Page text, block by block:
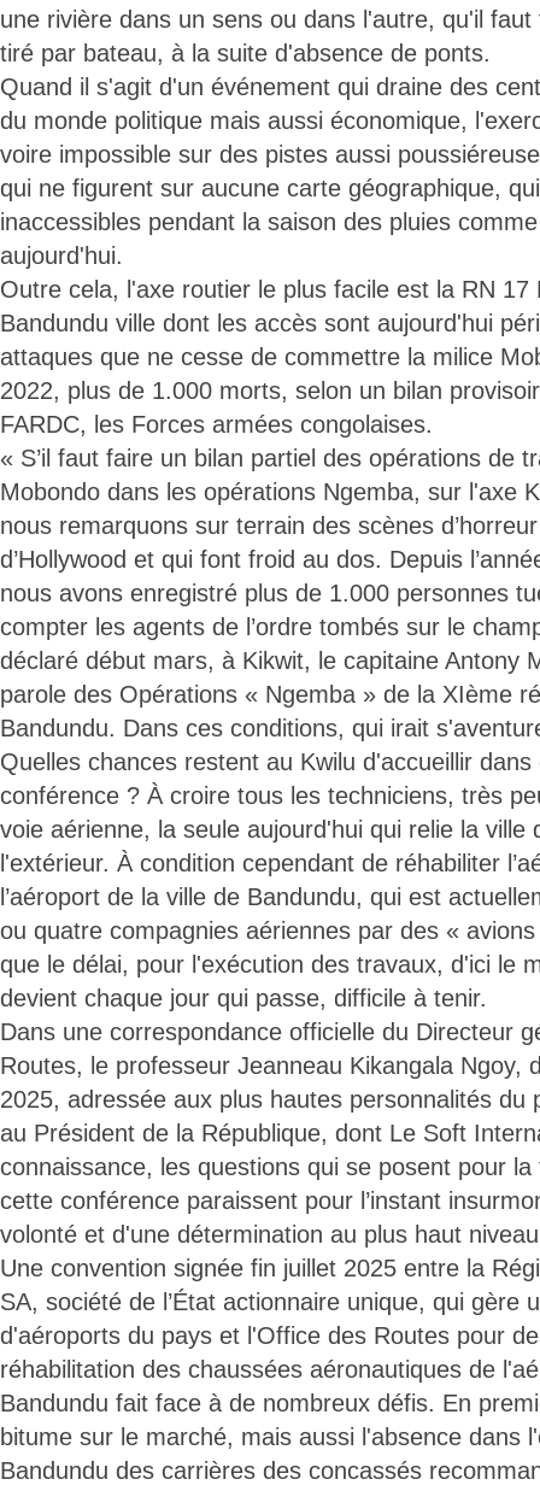
une rivière dans un sens ou dans l'autre, qu'il
tiré par bateau, à la suite d'absence de ponts.
Quand il s'agit d'un événement qui draine des
du monde politique mais aussi économique,
voire impossible sur des pistes aussi
qui ne figurent sur aucune carte géographique,
inaccessibles pendant la saison des pluies
aujourd'hui.
Outre cela, l'axe routier le plus facile est la RN 17
Bandundu ville dont les accès sont aujourd'hui
attaques que ne cesse de commettre la milice
2022, plus de 1.000 morts, selon un bilan
FARDC, les Forces armées congolaises.
« S’il faut faire un bilan partiel des opérations de
Mobondo dans les opérations Ngemba, sur l'axe
nous remarquons sur terrain des scènes
d’Hollywood et qui font froid au dos. Depuis
nous avons enregistré plus de 1.000 personnes
compter les agents de l’ordre tombés sur le
déclaré début mars, à Kikwit, le capitaine Antony
parole des Opérations « Ngemba » de la XIème
Bandundu. Dans ces conditions, qui irait
Quelles chances restent au Kwilu d'accueillir
conférence ? À croire tous les techniciens, très
voie aérienne, la seule aujourd'hui qui relie la ville
l'extérieur. À condition cependant de réhabiliter
l’aéroport de la ville de Bandundu, qui est
ou quatre compagnies aériennes par des «
que le délai, pour l'exécution des travaux, d'ici le
devient chaque jour qui passe, difficile à tenir.
Dans une correspondance officielle du Directeur
Routes, le professeur Jeanneau Kikangala Ngoy,
2025, adressée aux plus hautes personnalités du
au Président de la République, dont Le Soft
connaissance, les questions qui se posent pour
cette conférence paraissent pour l’instant
volonté et d'une détermination au plus haut
Une convention signée fin juillet 2025 entre la
SA, société de l’État actionnaire unique, qui gère
d'aéroports du pays et l'Office des Routes pour
réhabilitation des chaussées aéronautiques de
Bandundu fait face à de nombreux défis. En
bitume sur le marché, mais aussi l'absence dans
Bandundu des carrières des concassés